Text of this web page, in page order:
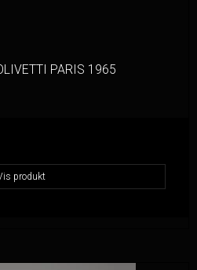
PARIS 1965
produkt